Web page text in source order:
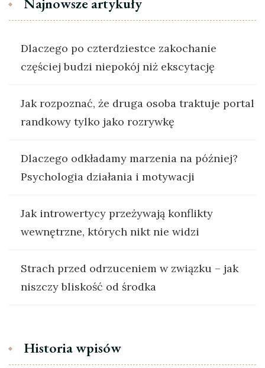
Dlaczego po czterdziestce zakochanie
częściej budzi niepokój niż ekscytację
Jak rozpoznać, że druga osoba traktuje portal
randkowy tylko jako rozrywkę
Dlaczego odkładamy marzenia na później?
Psychologia działania i motywacji
Jak introwertycy przeżywają konflikty
wewnętrzne, których nikt nie widzi
Strach przed odrzuceniem w związku – jak
niszczy bliskość od środka
Historia wpisów